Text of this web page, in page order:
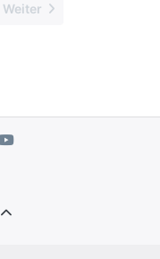
Weiter